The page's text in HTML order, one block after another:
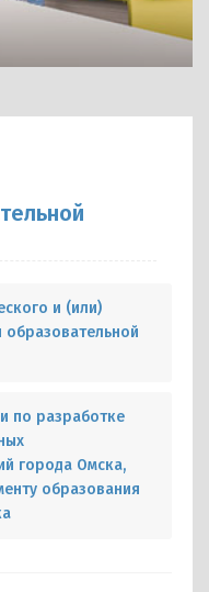
и (или)
образовательной
по разработке
города Омска,
образования